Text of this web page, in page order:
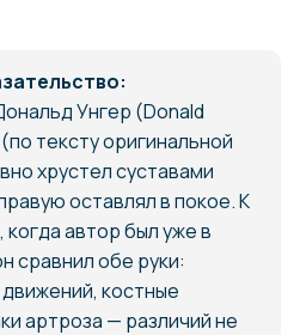
Унгер (Donald
тексту оригинальной
хрустел суставами
оставлял в покое. К
автор был уже в
сравнил обе руки:
костные
артроза — различий не